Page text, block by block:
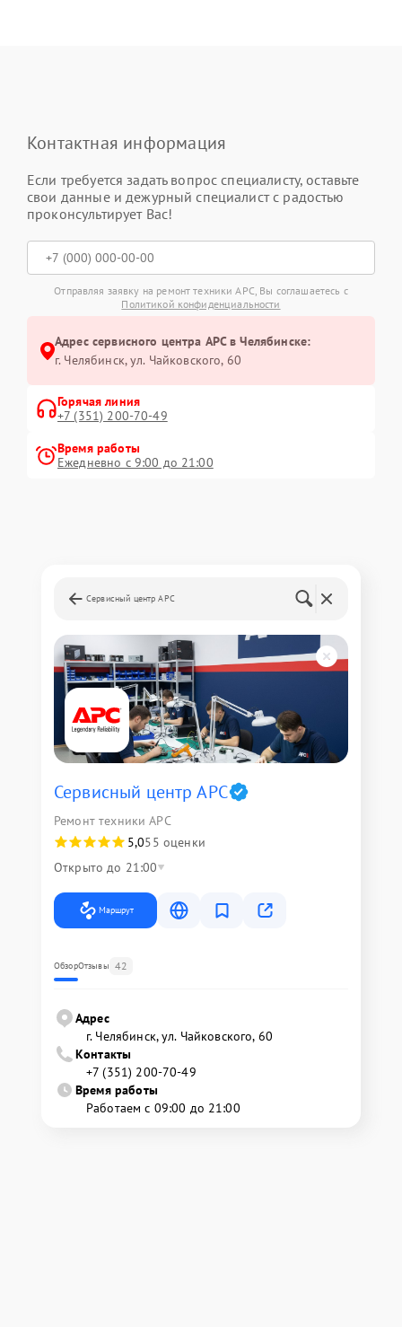
Контактная информация
Если требуется задать вопрос специалисту, оставьте
свои данные и дежурный специалист с радостью
проконсультирует Вас!
Отправляя заявку на ремонт техники APC, Вы соглашаетесь с
Политикой конфиденциальности
Адрес сервисного центра APC в Челябинске:
г. Челябинск, ул. Чайковского, 60
Горячая линия
+7 (351) 200-70-49
Время работы
Ежедневно с 9:00 до 21:00
Сервисный центр APC
Сервисный центр APC
Ремонт техники APC
5,055 оценки
Открыто до 21:00
Маршрут
ОбзорОтзывы 42
Адрес
г. Челябинск, ул. Чайковского, 60
Контакты
+7 (351) 200-70-49
Время работы
Работаем с 09:00 до 21:00